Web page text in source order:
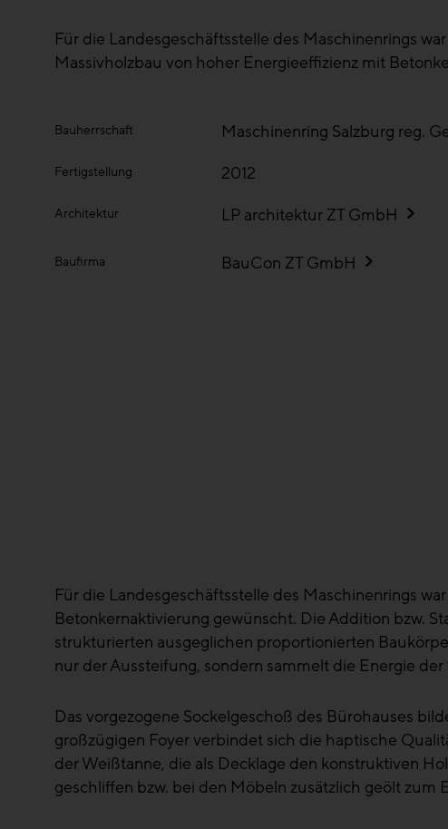
Für die Landesgeschäftsstelle des Maschinenrings
Massivholzbau von hoher Energieeffizienz mit
Bauherrschaft Maschinenring Salzburg reg.
Fertigstellung 2012
Architektur LP architektur ZT GmbH
Baufirma BauCon ZT GmbH
Für die Landesgeschäftsstelle des Maschinenrings
Betonkernaktivierung gewünscht. Die Addition bzw.
strukturierten ausgeglichen proportionierten
nur der Aussteifung, sondern sammelt die Energie
Das vorgezogene Sockelgeschoß des Bürohauses
großzügigen Foyer verbindet sich die haptische
der Weißtanne, die als Decklage den konstruktiven
geschliffen bzw. bei den Möbeln zusätzlich geölt zum